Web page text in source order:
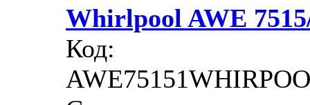
Whirlpool AWE
Код:
AWE75151WHIRPOO